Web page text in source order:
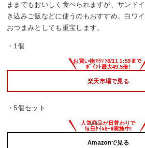
ままでもおいしく食べられますが、サンド
き込みご飯などに使うのもおすすめ。白ワ
おつまみとしても重宝します。
・1個
楽天市場で見る
・5個セット
Amazonで見る